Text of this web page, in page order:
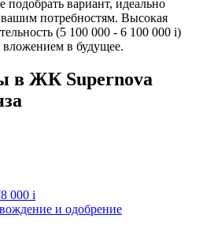
подобрать вариант, идеально
потребностям. Высокая
(5 100 000 - 6 100 000 i)
в будущее.
в ЖК Supernova
000 i
и одобрение